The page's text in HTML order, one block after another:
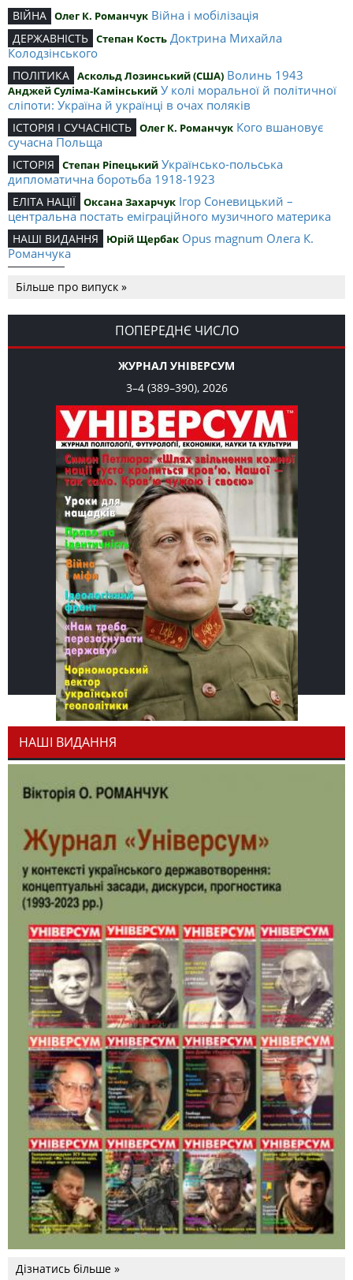
ВІЙНА Олег К. Романчук Війна і мобілізація
ДЕРЖАВНІСТЬ Степан Кость Доктрина Михайла
Колодзінського
ПОЛІТИКА Аскольд Лозинський (США) Волинь 1943
Анджей Суліма-Камінський У колі моральної й політичної
сліпоти: Україна й українці в очах поляків
ІСТОРІЯ І СУЧАСНІСТЬ Олег К. Романчук Кого вшановує
сучасна Польща
ІСТОРІЯ Степан Ріпецький Українсько-польська
дипломатична боротьба 1918-1923
ЕЛІТА НАЦІЇ Оксана Захарчук Ігор Соневицький –
центральна постать еміграційного музичного материка
НАШІ ВИДАННЯ Юрій Щербак Opus magnum Олега К.
Романчука
Романчука
СЛОВО РЕДАКЦІЙНЕ Олег К. Романчук Журавель і синиця
як уособлення української політстратегії й тактики
Більше про випуск »
ПОПЕРЕДНЄ ЧИСЛО
ЖУРНАЛ УНІВЕРСУМ
3–4 (389–390), 2026
НАШІ ВИДАННЯ
Дізнатись більше »